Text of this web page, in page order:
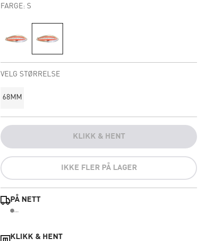
FARGE: S
VELG STØRRELSE
68MM
KLIKK & HENT
IKKE FLER PÅ LAGER
PÅ NETT
...
KLIKK & HENT